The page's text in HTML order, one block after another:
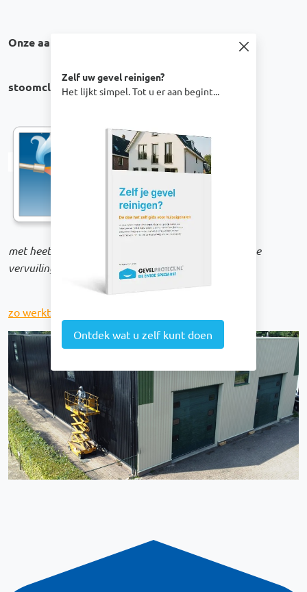
Zelf uw gevel reinigen?
Het lijkt simpel. Tot u er aan begint...
Ontdek wat u zelf kunt doen
Onze aanpak bij damwandplaten:
stoomcleanen
met heet water onder gepaste hoge druk spuiten we
vervuiling van de damwand platen
zo werkt stoomcleaning